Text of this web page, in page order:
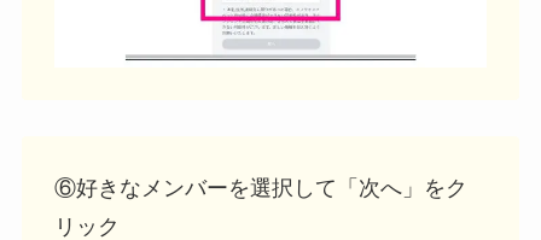
⑥好きなメンバーを選択して「次へ」をク
リック